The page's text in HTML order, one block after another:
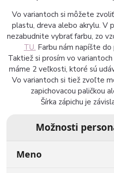
Vo variantoch si môžete
plastu, dreva alebo akrylu. V
nezabudnite vybrať farbu, zo
TU. Farbu nám napíšte
Taktiež si prosím vo
máme 2 veľkosti, ktoré sú
Vo variantoch si tiež zvoľte
zapichovacou paličkou
Šírka zápichu je
Možnosti
Meno